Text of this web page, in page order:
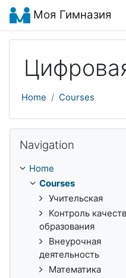
Skip to main content
Моя Гимназия
Home Courses
Navigation
Home
Courses
Учительская
Контроль
образования
Внеурочная
деятельность
Математика